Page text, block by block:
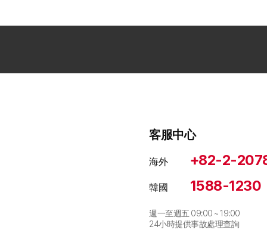
客服中心
海外 +82-2-
韓國 1588-1230
週一至週五 09:00 ~ 19:00
24小時提供事故處理查詢